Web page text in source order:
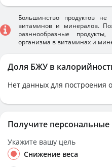
Большинство продуктов
витаминов и минералов.
разннообразные
организма в витаминах и
Доля БЖУ в
Нет данных для построения
Получите
Укажите вашу цель
Снижение веса